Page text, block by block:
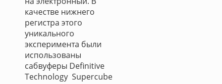
качестве нижнего
регистра этого
уникального
эксперимента были
использованы
сабвуферы Definitive
Technology Supercube